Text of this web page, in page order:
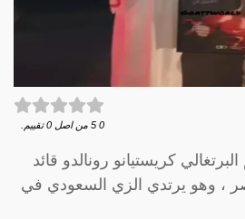
0
5 من اصل 0 تقييم.
كريستيانو رونالدو قائد
، وهو يرتدي الزي السعودي في